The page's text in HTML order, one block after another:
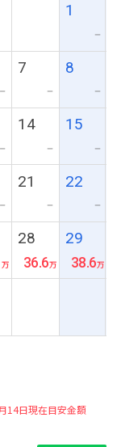
1
ー
ー
7
ー
8
ー
ー
14
ー
15
ー
ー
21
ー
22
ー
28
36.6
29
38.6
14日現在目安金額